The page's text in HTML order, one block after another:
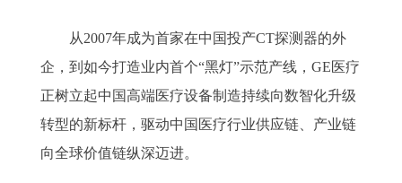
从2007年成为首家在中国投产CT探测器的外
企，到如今打造业内首个“黑灯”示范产线，GE医疗
正树立起中国高端医疗设备制造持续向数智化升级
转型的新标杆，驱动中国医疗行业供应链、产业链
向全球价值链纵深迈进。